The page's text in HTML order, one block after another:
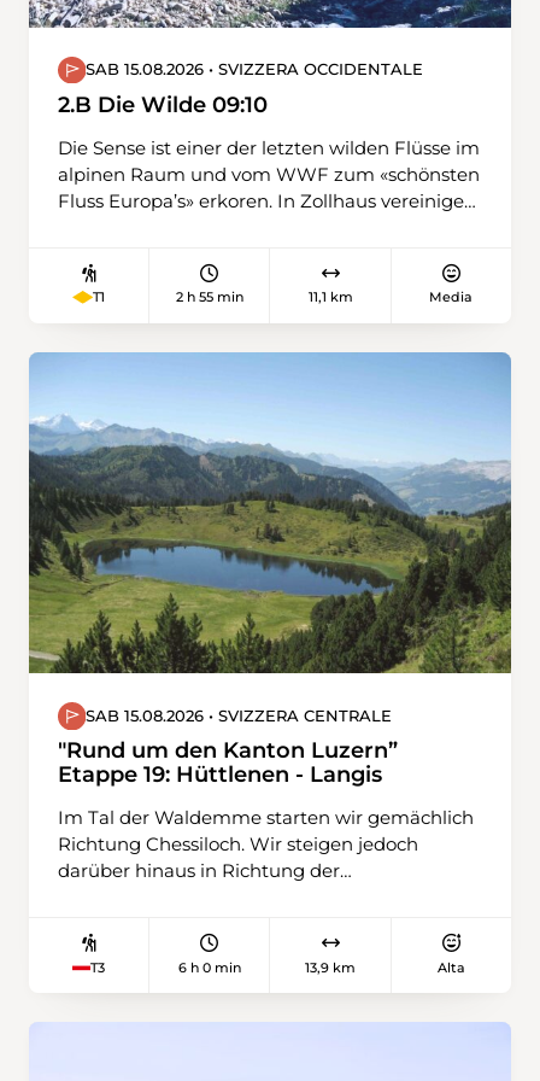
SAB 15.08.2026 • SVIZZERA OCCIDENTALE
2.B Die Wilde 09:10
Die Sense ist einer der letzten wilden Flüsse im
alpinen Raum und vom WWF zum «schönsten
Fluss Europa’s» erkoren. In Zollhaus vereinigen
Entlang der warmen Sense wandern wir von
Plaffeien nach Schwarzsee.
T1 2 h 55 min 11,1 km Media
SAB 15.08.2026 • SVIZZERA CENTRALE
"Rund um den Kanton Luzern”
Etappe 19: Hüttlenen - Langis
Im Tal der Waldemme starten wir gemächlich
Richtung Chessiloch. Wir steigen jedoch
darüber hinaus in Richtung der
kommen, desto felsiger zeigt sich unser
Gipfelziel. Der Fürstei reicht doch über 2000
T3 6 h 0 min 13,9 km Alta